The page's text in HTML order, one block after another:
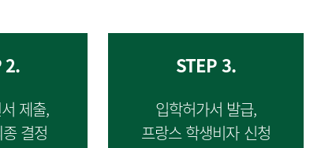
2.
제출,
결정
STEP 3.
입학허가서 발급,
프랑스 학생비자 신청